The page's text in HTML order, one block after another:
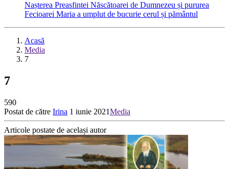
Nașterea Preasfintei Născătoarei de Dumnezeu și pururea
Fecioarei Maria a umplut de bucurie cerul și pământul
Acasă
Media
7
7
590
Postat de către Irina 1 iunie 2021Media
Articole postate de același autor